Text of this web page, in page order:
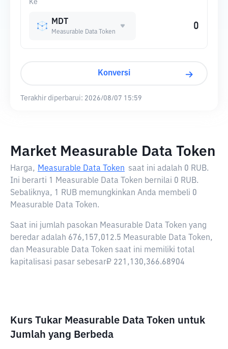
Ke
MDT
Measurable Data Token
Konversi
Terakhir diperbarui: 2026/08/07 15:59
Market Measurable Data Token
Harga, Measurable Data Token saat ini adalah 0 RUB.
Ini berarti 1 Measurable Data Token bernilai 0 RUB.
Sebaliknya, 1 RUB memungkinkan Anda membeli 0
Measurable Data Token.
Saat ini jumlah pasokan Measurable Data Token yang
beredar adalah 676,157,012.5 Measurable Data Token,
dan Measurable Data Token saat ini memiliki total
kapitalisasi pasar sebesar₽ 221,130,366.68904
Kurs Tukar Measurable Data Token untuk
Jumlah yang Berbeda